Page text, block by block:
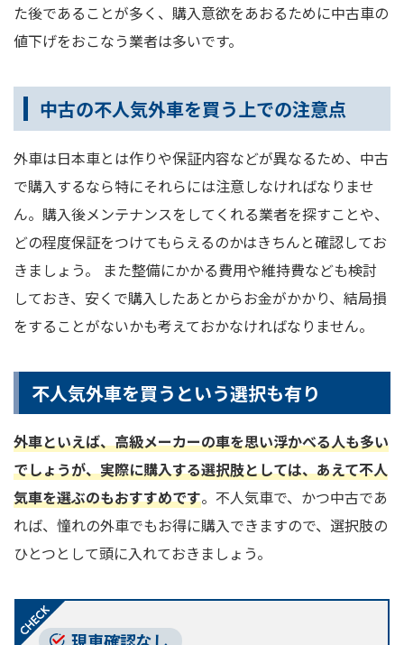
た後であることが多く、購入意欲をあおるために中古車の
値下げをおこなう業者は多いです。
中古の不人気外車を買う上での注意点
外車は日本車とは作りや保証内容などが異なるため、中古
で購入するなら特にそれらには注意しなければなりませ
ん。購入後メンテナンスをしてくれる業者を探すことや、
どの程度保証をつけてもらえるのかはきちんと確認してお
きましょう。 また整備にかかる費用や維持費なども検討
しておき、安くで購入したあとからお金がかかり、結局損
をすることがないかも考えておかなければなりません。
不人気外車を買うという選択も有り
外車といえば、高級メーカーの車を思い浮かべる人も多い
でしょうが、実際に購入する選択肢としては、あえて不人
気車を選ぶのもおすすめです。不人気車で、かつ中古であ
れば、憧れの外車でもお得に購入できますので、選択肢の
ひとつとして頭に入れておきましょう。
現車確認なし